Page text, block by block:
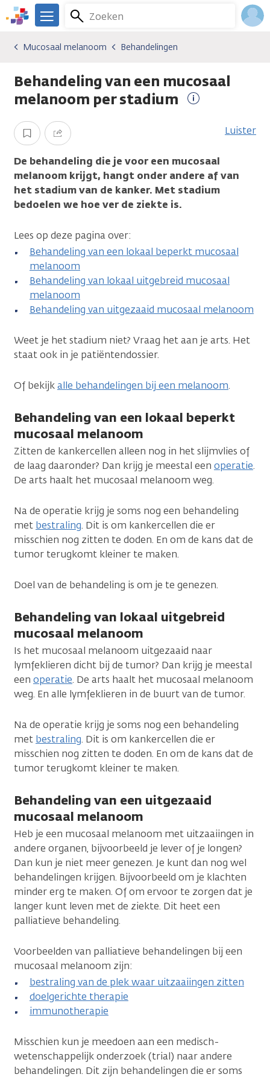
Overslaan
en
gaan
We
er
je.
Kanker.nl
Zoeken
Menu
Kankersoorten
Mucosaal melanoom
Behandelingen
Mucosaal melanoom Behandelingen
Behandeling van een mucosaal
melanoom per stadium
informatie
Opslaan Delen Luister
De behandeling die je voor een mucosaal
melanoom krijgt, hangt onder andere af van
het stadium van de kanker. Met stadium
bedoelen we hoe ver de ziekte is.
Lees op deze pagina over:
Behandeling van een lokaal beperkt mucosaal
melanoom
Behandeling van lokaal uitgebreid mucosaal
melanoom
Behandeling van uitgezaaid mucosaal melanoom
Weet je het stadium niet? Vraag het aan je arts. Het
staat ook in je patiëntendossier.
Of bekijkalle behandelingen bij een melanoom.
Behandeling van een lokaal beperkt
mucosaal melanoom
Zitten de kankercellen alleen nog in het slijmvlies of
de laag daaronder? Dan krijg je meestal een operatie.
De arts haalt het mucosaal melanoom weg.
Na de operatie krijg je soms nog een behandeling
met bestraling. Dit is om kankercellen die er
misschien nog zitten te doden. En om de kans dat de
tumor terugkomt kleiner te maken.
Doel van de behandeling is om je te genezen.
Behandeling van lokaal uitgebreid
mucosaal melanoom
Is het mucosaal melanoom uitgezaaid naar
lymfeklieren dicht bij de tumor? Dan krijg je meestal
een operatie. De arts haalt het mucosaal melanoom
weg. En alle lymfeklieren in de buurt van de tumor.
Na de operatie krijg je soms nog een behandeling
met bestraling. Dit is om kankercellen die er
misschien nog zitten te doden. En om de kans dat de
tumor terugkomt kleiner te maken.
Behandeling van een uitgezaaid
mucosaal melanoom
Heb je een mucosaal melanoom met uitzaaiingen in
andere organen, bijvoorbeeld je lever of je longen?
Dan kun je niet meer genezen. Je kunt dan nog wel
behandelingen krijgen. Bijvoorbeeld om je klachten
minder erg te maken. Of om ervoor te zorgen dat je
langer kunt leven met de ziekte. Dit heet een
palliatieve behandeling.
Voorbeelden van palliatieve behandelingen bij een
mucosaal melanoom zijn:
bestraling van de plek waar uitzaaiingen zitten
doelgerichte therapie
immunotherapie
Misschien kun je meedoen aan een medisch-
wetenschappelijk onderzoek (trial) naar andere
behandelingen. Dit zijn behandelingen die er soms